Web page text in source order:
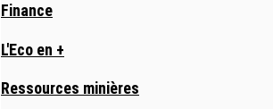
Finance
L'Eco en +
Ressources minières